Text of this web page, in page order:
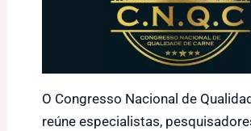
O Congresso Nacional de
reúne especialistas,